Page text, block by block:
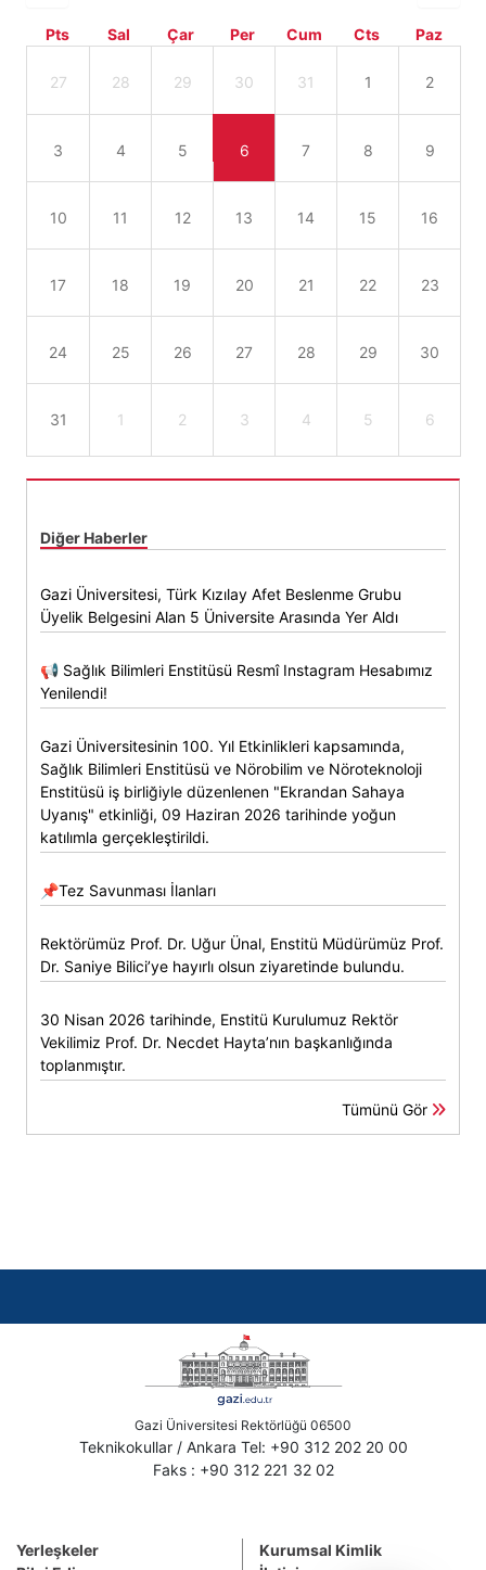
Pts Sal Çar Per Cum Cts Paz
27 28 29 30 31 1 2
3 4 5 6 7 8 9
10 11 12 13 14 15 16
17 18 19 20 21 22 23
24 25 26 27 28 29 30
31 1 2 3 4 5 6
Diğer Haberler
Gazi Üniversitesi, Türk Kızılay Afet Beslenme Grubu
Üyelik Belgesini Alan 5 Üniversite Arasında Yer Aldı
📢 Sağlık Bilimleri Enstitüsü Resmî Instagram Hesabımız
Yenilendi!
Gazi Üniversitesinin 100. Yıl Etkinlikleri kapsamında,
Sağlık Bilimleri Enstitüsü ve Nörobilim ve Nöroteknoloji
Enstitüsü iş birliğiyle düzenlenen "Ekrandan Sahaya
Uyanış" etkinliği, 09 Haziran 2026 tarihinde yoğun
katılımla gerçekleştirildi.
📌Tez Savunması İlanları
Rektörümüz Prof. Dr. Uğur Ünal, Enstitü Müdürümüz Prof.
Dr. Saniye Bilici’ye hayırlı olsun ziyaretinde bulundu.
30 Nisan 2026 tarihinde, Enstitü Kurulumuz Rektör
Vekilimiz Prof. Dr. Necdet Hayta’nın başkanlığında
toplanmıştır.
Tümünü Gör
Gazi Üniversitesi Rektörlüğü 06500
Teknikokullar / Ankara Tel: +90 312 202 20 00
Faks : +90 312 221 32 02
Yerleşkeler
Kurumsal Kimlik